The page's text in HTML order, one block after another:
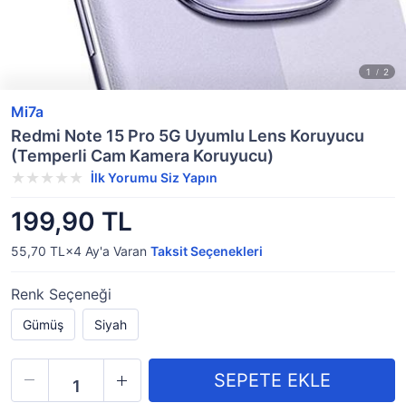
Mi7a
Redmi Note 15 Pro 5G Uyumlu Lens Koruyucu
(Temperli Cam Kamera Koruyucu)
İlk Yorumu Siz Yapın
199,90 TL
55,70 TL×4 Ay'a Varan Taksit Seçenekleri
Renk Seçeneği
Gümüş Siyah